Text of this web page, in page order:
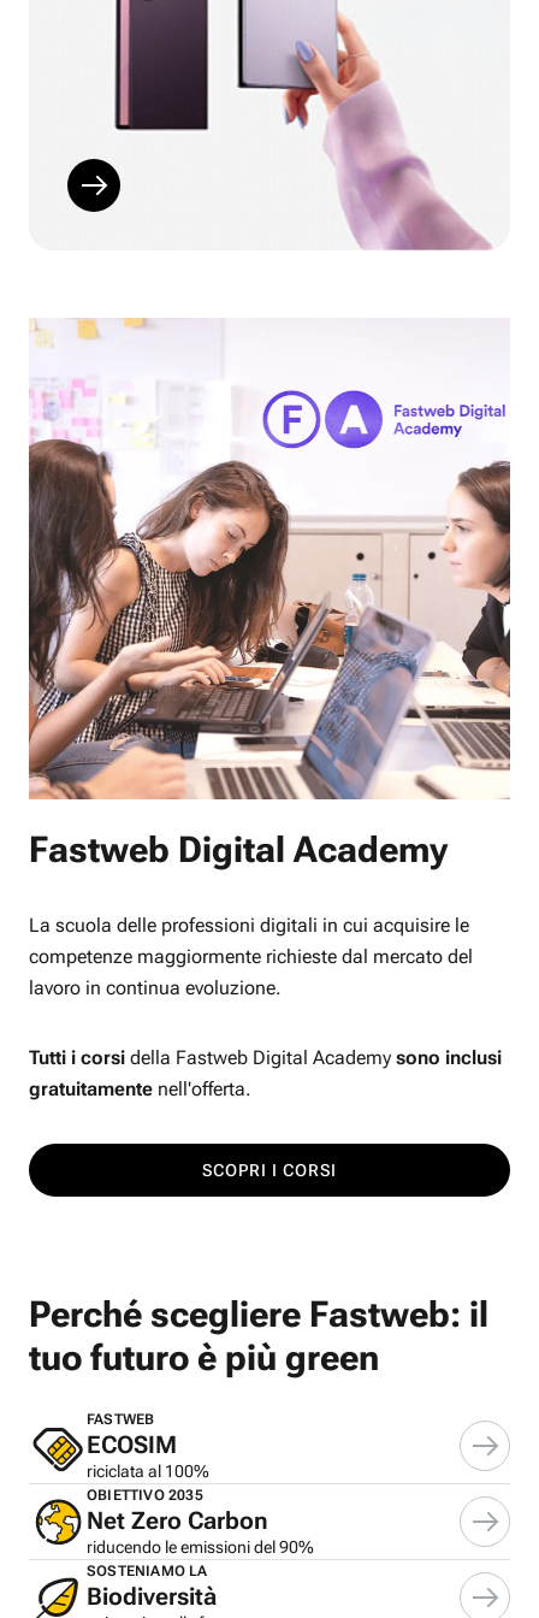
Fastweb Digital Academy
La scuola delle professioni digitali in cui acquisire le
competenze maggiormente richieste dal mercato del
lavoro in continua evoluzione.
Tutti i corsi della Fastweb Digital Academy sono inclusi
gratuitamente nell'offerta.
SCOPRI I CORSI
Perché scegliere Fastweb: il
tuo futuro è più green
FASTWEB
ECOSIM
riciclata al 100%
OBIETTIVO 2035
Net Zero Carbon
riducendo le emissioni del 90%
SOSTENIAMO LA
Biodiversità